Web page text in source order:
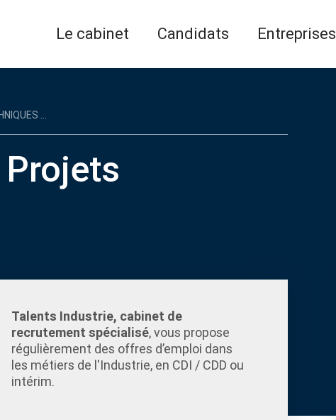
Le cabinet Candidats Entreprises
...
Talents Industrie, cabinet de
recrutement spécialisé, vous propose
régulièrement des offres d’emploi dans
les métiers de l'Industrie, en CDI / CDD ou
intérim.